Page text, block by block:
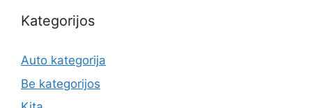
Kategorijos
Auto kategorija
Be kategorijos